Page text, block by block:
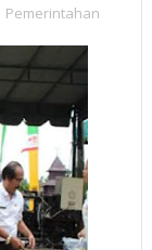
Pemerintahan